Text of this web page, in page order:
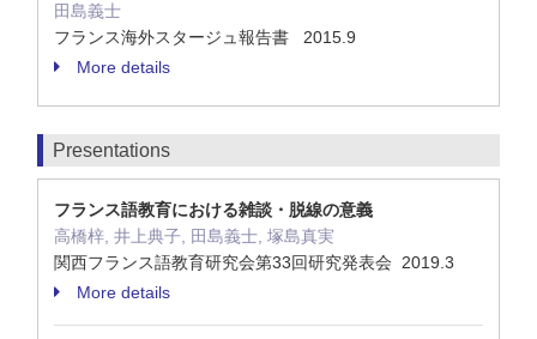
田島義士
フランス海外スタージュ報告書 2015.9
More details
Presentations
フランス語教育における雑談・脱線の意義
高橋梓, 井上典子, 田島義士, 塚島真実
関西フランス語教育研究会第33回研究発表会 2019.3
More details